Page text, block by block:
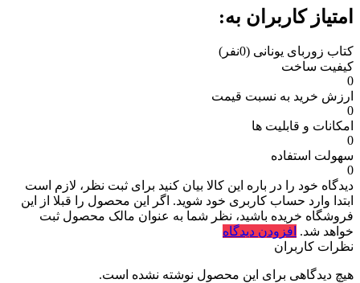
امتیاز کاربران به:
کتاب زوربای یونانی (0نفر)
کیفیت ساخت
0
ارزش خرید به نسبت قیمت
0
امکانات و قابلیت ها
0
سهولت استفاده
0
دیدگاه خود را در باره این کالا بیان کنید برای ثبت نظر، لازم است
ابتدا وارد حساب کاربری خود شوید. اگر این محصول را قبلا از این
فروشگاه خریده باشید، نظر شما به عنوان مالک محصول ثبت
خواهد شد. افزودن دیدگاه
نظرات کاربران
هیچ دیدگاهی برای این محصول نوشته نشده است.